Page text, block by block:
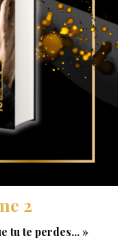
2
tute perdes... »